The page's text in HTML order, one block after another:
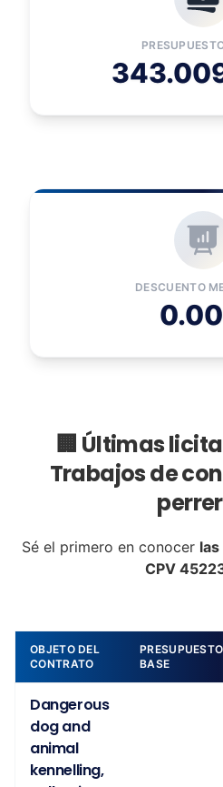
DESCUENTO
🏢 Últimas
Trabajos de
Sé el primero en conocer
CPV
OBJETO DEL
CONTRATO
PRESUPUESTO
BASE
Dangerous
dog and
animal
kennelling,